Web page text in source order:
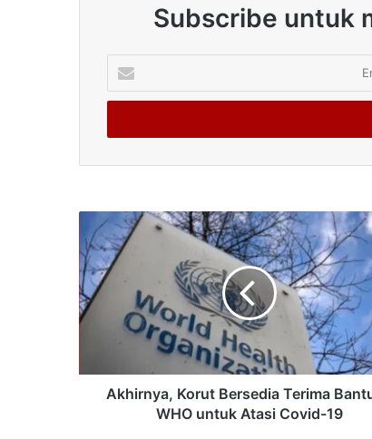
Subscribe untuk
your
Email
Akhirnya, Korut Bersedia Terima
WHO untuk Atasi Covid-19